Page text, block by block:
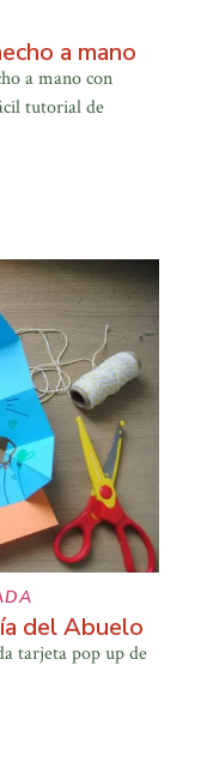
a mano
a mano con
tutorial de
del Abuelo
tarjeta pop up de